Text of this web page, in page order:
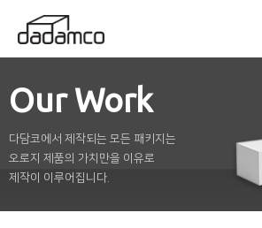
Our Work
다담코에서 제작되는 모든 패키지는
오로지 제품의 가치만을 이유로
제작이 이루어집니다.